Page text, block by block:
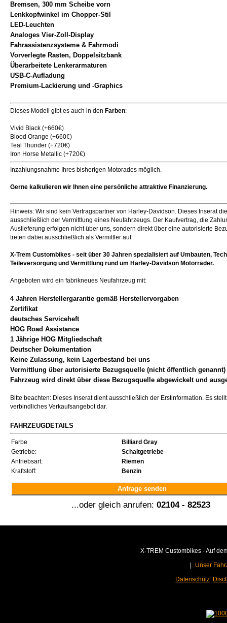
Bremsen, 300 mm Scheibe vorn
Lenkkopfwinkel im Chopper-Stil
LED-Leuchten
Analoges Vier-Zoll-Display
Fahrassistenzsysteme & Fahrmodi
Vorverlegte Rasten, Doppelsitzbank
Überarbeitete Lenkerarmaturen
USB-C-Aufladung
Premium-Lackierung und -Graphics
Dieses Modell gibt es auch in den Farben:
Vivid Black (+660€)
Blood Orange (+660€)
Teal Thunder (+720€)
Iron Horse Metallic (+720€)
Inzahlungsnahme Ihres bisherigen Motorades möglich.
Gerne kalkulieren wir Ihnen eine persönliche attraktive Finanzierung.
Hinweis: Wir sind kein Vertragspartner von Harley-Davidson. Dieses Inserat
ausschließlich der Vermittlung eines Neufahrzeugs. Der Kaufvertrag, die
Auslieferung erfolgen nicht über uns, sondern direkt über eine autorisierte
treten dabei ausschließlich als Vermittler auf.
X-Trem Custombikes - seit über 30 Jahren spezialisiert auf Umbauten,
Teileversorgung und Vermittlung rund um Harley-Davidson Motorräder.
Angeboten wird ein fabrikneues Neufahrzeug mit:
4 Jahren Herstellergarantie gemäß Herstellervorgaben
Zertifikat
deutsches Serviceheft
HOG Road Assistance
1 Jährige HOG Mitgliedschaft
Deutscher Dokumentation
Keine Zulassung, kein Lagerbestand bei uns
Vermittlung über autorisierte Bezugsquelle (nicht öffentlich genannt)
Fahrzeug wird direkt über diese Bezugsquelle abgewickelt und
Bitte beachten: Dieses Inserat dient ausschließlich der Erstinformation. Es
verbindliches Verkaufsangebot dar.
FAHRZEUGDETAILS
Farbe
Billiard Gray
Getriebe:
Schaltgetriebe
Antriebsart:
Riemen
Kraftstoff:
Benzin
Anfrage senden
...oder gleich anrufen: 02104 - 82523
X-TREM Custombikes - Auf
Unser
Datenschutz